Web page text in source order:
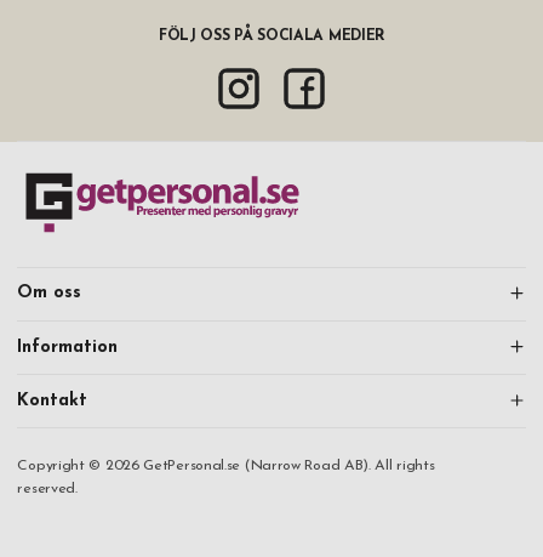
FÖLJ OSS PÅ SOCIALA MEDIER
Om oss
Information
Kontakt
Copyright © 2026 GetPersonal.se (Narrow Road AB). All rights
reserved.